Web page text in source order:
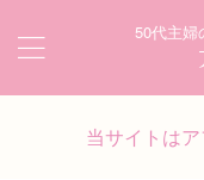
50代主婦
当サイトは